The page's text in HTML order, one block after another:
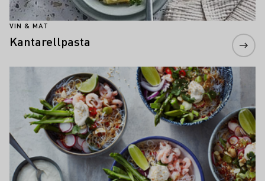
VIN & MAT
Kantarellpasta
Läs mer om detta